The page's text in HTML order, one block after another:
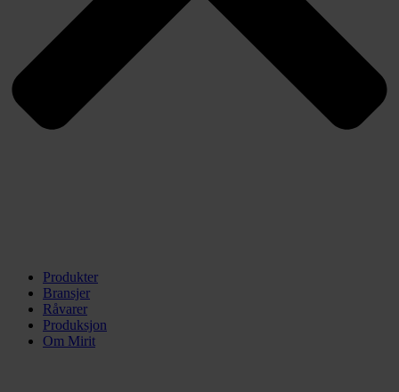
Produkter
Bransjer
Råvarer
Produksjon
Om Mirit